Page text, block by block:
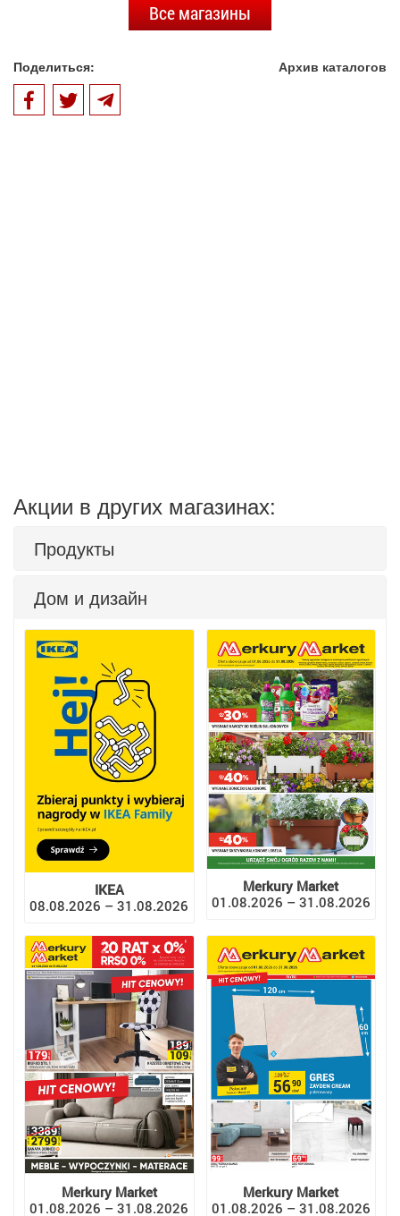
Все магазины
Поделиться: Архив каталогов
Акции в других магазинах:
Продукты
Дом и дизайн
IKEA
08.08.2026 – 31.08.2026
Merkury Market
01.08.2026 – 31.08.2026
Merkury Market
01.08.2026 – 31.08.2026
Merkury Market
01.08.2026 – 31.08.2026